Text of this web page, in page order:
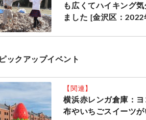
も広くてハイキング
ました [金沢区：2022
ピックアップイベント
【関連】
横浜赤レンガ倉庫：
布やいちごスイーツ